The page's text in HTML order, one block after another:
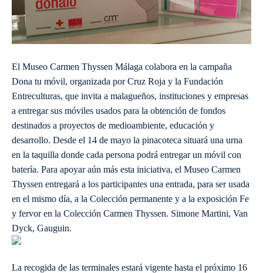
El Museo Carmen Thyssen Málaga colabora en la campaña
Dona tu móvil, organizada por Cruz Roja y la Fundación
Entreculturas, que invita a malagueños, instituciones y empresas
a entregar sus móviles usados para la obtención de fondos
destinados a proyectos de medioambiente, educación y
desarrollo. Desde el 14 de mayo la pinacoteca situará una urna
en la taquilla donde cada persona podrá entregar un móvil con
batería. Para apoyar aún más esta iniciativa, el Museo Carmen
Thyssen entregará a los participantes una entrada, para ser usada
en el mismo día, a la Colección permanente y a la exposición Fe
y fervor en la Colección Carmen Thyssen. Simone Martini, Van
Dyck, Gauguin.
La recogida de las terminales estará vigente hasta el próximo 16